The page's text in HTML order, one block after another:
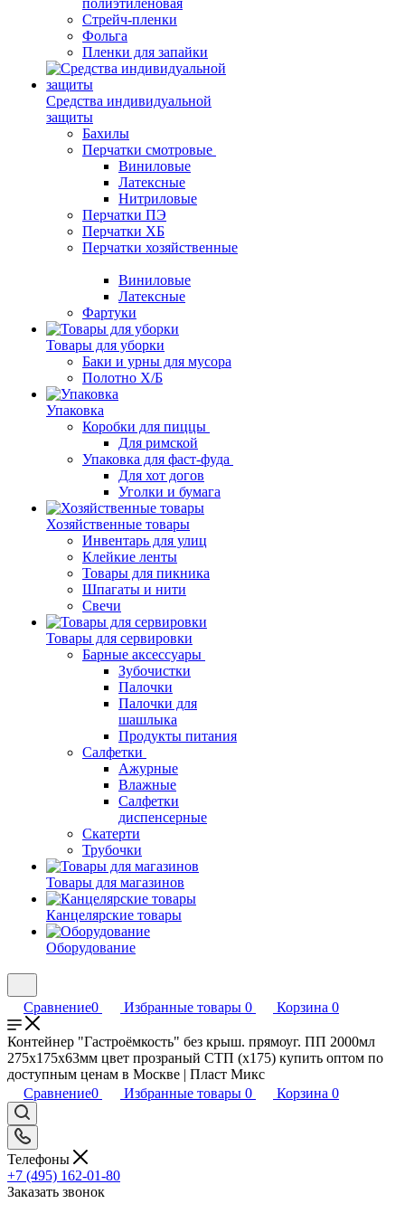
полиэтиленовая
Стрейч-пленки
Фольга
Пленки для запайки
Средства индивидуальной
защиты
Бахилы
Перчатки смотровые
Виниловые
Латексные
Нитриловые
Перчатки ПЭ
Перчатки ХБ
Перчатки хозяйственные
Виниловые
Латексные
Фартуки
Товары для уборки
Баки и урны для мусора
Полотно Х/Б
Упаковка
Коробки для пиццы
Для римской
Упаковка для фаст-фуда
Для хот догов
Уголки и бумага
Хозяйственные товары
Инвентарь для улиц
Клейкие ленты
Товары для пикника
Шпагаты и нити
Свечи
Товары для сервировки
Барные аксессуары
Зубочистки
Палочки
Палочки для
шашлыка
Продукты питания
Салфетки
Ажурные
Влажные
Салфетки
диспенсерные
Скатерти
Трубочки
Товары для магазинов
Канцелярские товары
Оборудование
Сравнение0 Избранные товары 0 Корзина 0
Контейнер "Гастроёмкость" без крыш. прямоуг. ПП 2000мл
275х175х63мм цвет прозраный СТП (х175) купить оптом по
доступным ценам в Москве | Пласт Микс
Сравнение0 Избранные товары 0 Корзина 0
Телефоны
+7 (495) 162-01-80
Заказать звонок